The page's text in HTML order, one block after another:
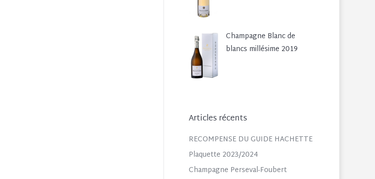
Champagne Blanc de
blancs millésime 2019
Articles récents
RECOMPENSE DU GUIDE HACHETTE
Plaquette 2023/2024
Champagne Perseval-Foubert